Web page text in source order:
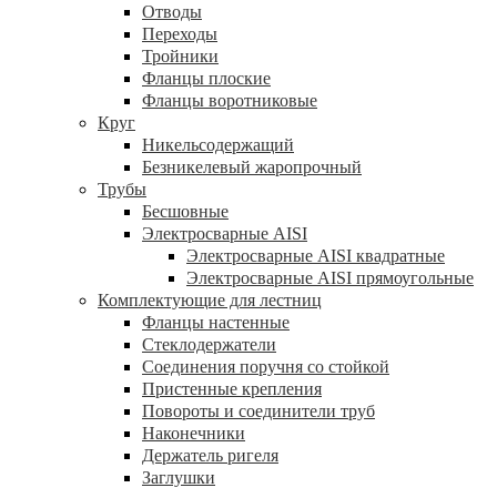
Отводы
Переходы
Тройники
Фланцы плоские
Фланцы воротниковые
Круг
Никельсодержащий
Безникелевый жаропрочный
Трубы
Бесшовные
Электросварные AISI
Электросварные AISI квадратные
Электросварные AISI прямоугольные
Комплектующие для лестниц
Фланцы настенные
Стеклодержатели
Соединения поручня со стойкой
Пристенные крепления
Повороты и соединители труб
Наконечники
Держатель ригеля
Заглушки